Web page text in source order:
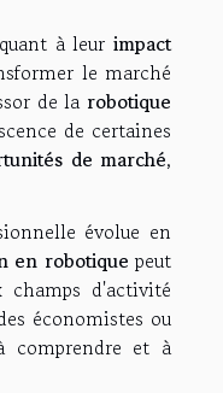
à leur impact
le marché
de la robotique
de certaines
de marché,
évolue en
en robotique peut
d'activité
économistes ou
comprendre et à